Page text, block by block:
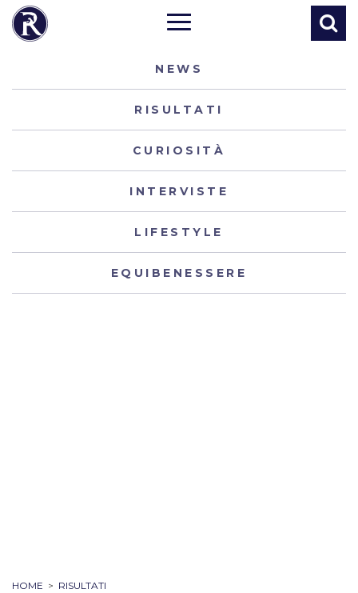
NEWS
RISULTATI
CURIOSITÀ
INTERVISTE
LIFESTYLE
EQUIBENESSERE
HOME > RISULTATI